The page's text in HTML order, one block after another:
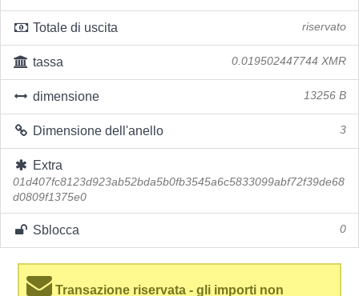
Totale di uscita riservato
tassa 0.019502447744 XMR
dimensione 13256 B
Dimensione dell'anello 3
Extra
01d407fc8123d923ab52bda5b0fb3545a6c5833099abf72f39de68
d0809f1375e0
Sblocca 0
Transazione riservata - gli importi non